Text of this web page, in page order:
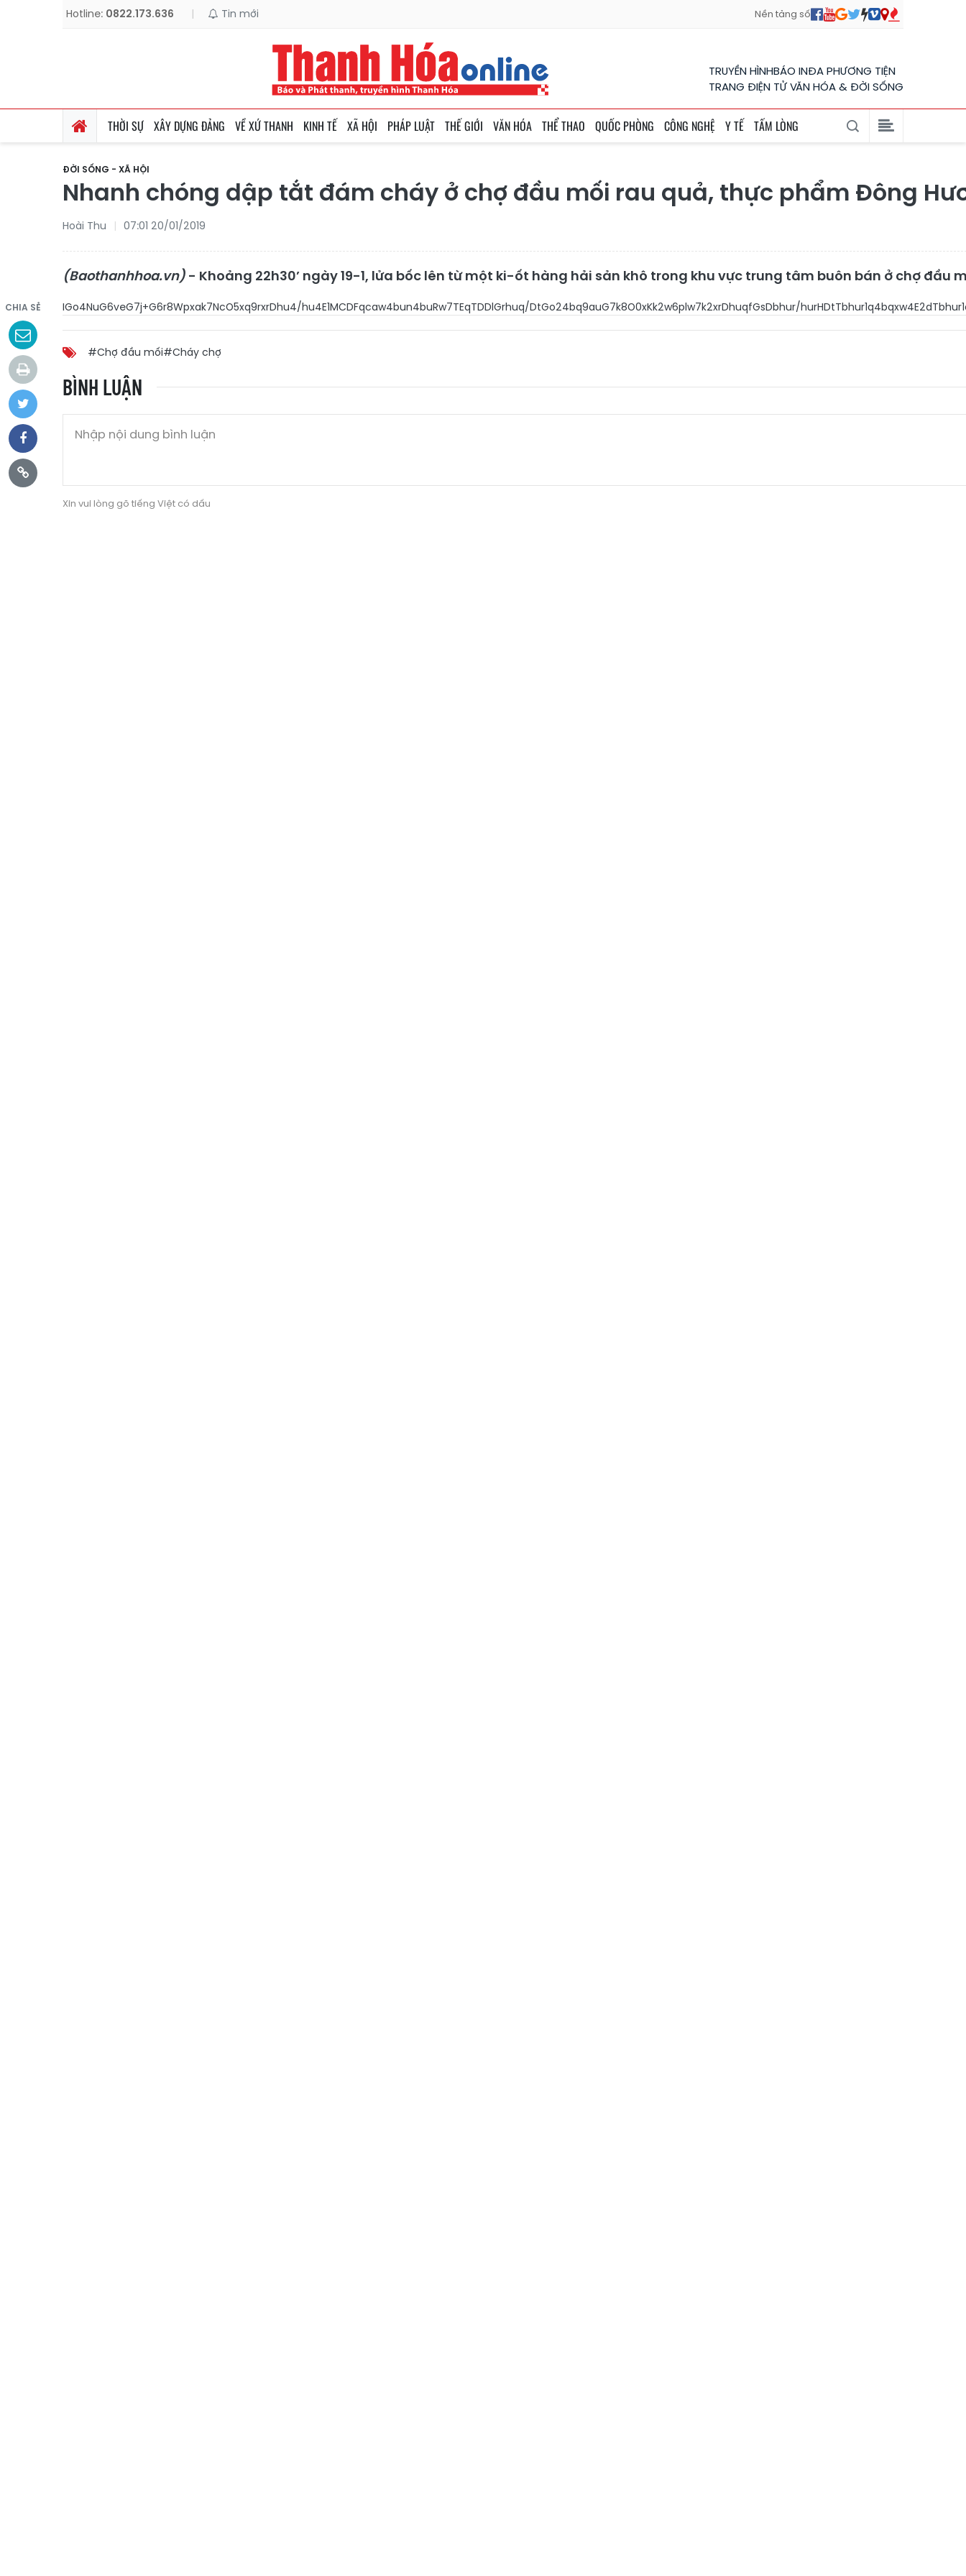
Hotline: 0822.173.636 | Tin mới Nền tảng số
TRUYỀN HÌNHBÁO INĐA PHƯƠNG TIỆN
TRANG ĐIỆN TỬ VĂN HÓA & ĐỜI SỐNG
THỜI SỰ XÂY DỰNG ĐẢNG VỀ XỨ THANH KINH TẾ XÃ HỘI PHÁP LUẬT THẾ GIỚI VĂN HÓA THỂ THAO QUỐC PHÒNG CÔNG NGHỆ Y TẾ TẤM LÒNG
ĐỜI SỐNG - XÃ HỘI
Nhanh chóng dập tắt đám cháy ở chợ đầu mối rau quả, thực phẩm Đông
Hoài Thu 07:01 20/01/2019
(Baothanhhoa.vn) - Khoảng 22h30’ ngày 19-1, lửa bốc lên từ một ki-ốt hàng hải sản khô trong khu vực trung tâm buôn bán ở chợ
CHIA SẺ IGo4NuG6veG7j+G6r8Wpxak7NcO5xq9rxrDhu4/hu4E1MCDFqcaw4bun4buRw7TEqTDDlGrhuq/DtGo24bq9auG7k8O0xKk2w6plw7k2xrDhuqfGsDbhur/
#Chợ đầu mối#Cháy chợ
BÌNH LUẬN
Xin vui lòng gõ tiếng Việt có dấu